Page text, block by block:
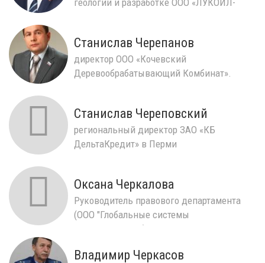
Станислав Черепанов
директор ООО «Кочевский
Деревообрабатывающий Комбинат».
Станислав Череповский
региональный директор ЗАО «КБ
ДельтаКредит» в Перми
Оксана Черкалова
Руководитель правового департамента
(ООО "Глобальные системы
автоматизации")
Владимир Черкасов